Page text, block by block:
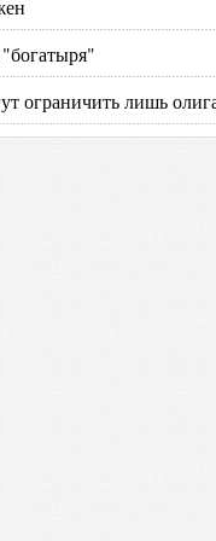
ограничить лишь